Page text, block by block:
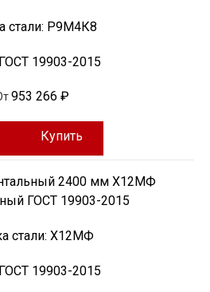
стали: Р9М4К8
ГОСТ 19903-2015
953 266 ₽
Купить
2400 мм Х12МФ
ГОСТ 19903-2015
стали: Х12МФ
ГОСТ 19903-2015